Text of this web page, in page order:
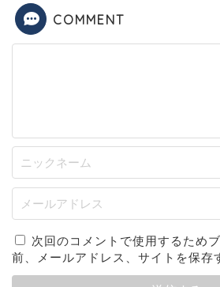
COMMENT
次回のコメントで使用するため
前、メールアドレス、サイトを保存